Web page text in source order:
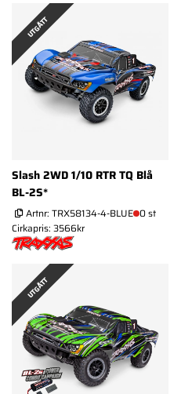
UTGÅTT
Slash 2WD 1/10 RTR TQ Blå
BL-2S*
Artnr: TRX58134-4-BLUE 0 st
Cirkapris: 3566kr
UTGÅTT